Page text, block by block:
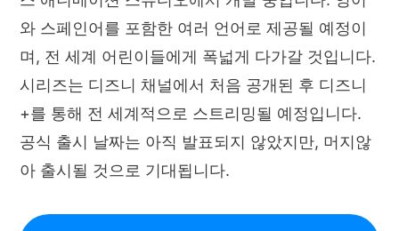
와 스페인어를 포함한 여러 언어로 제공될 예정이
며, 전 세계 어린이들에게 폭넓게 다가갈 것입니다.
시리즈는 디즈니 채널에서 처음 공개된 후 디즈니
+를 통해 전 세계적으로 스트리밍될 예정입니다.
공식 출시 날짜는 아직 발표되지 않았지만, 머지않
아 출시될 것으로 기대됩니다.